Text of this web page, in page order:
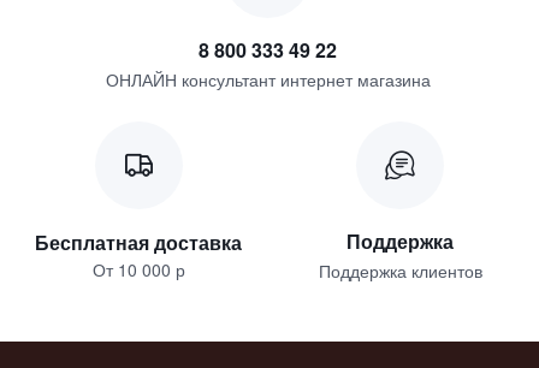
8 800 333 49 22
ОНЛАЙН консультант интернет магазина
Бесплатная доставка
От 10 000 р
Поддержка
Поддержка клиентов